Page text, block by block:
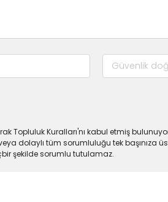
Topluluk Kuralları'nı kabul etmiş
dolaylı tüm sorumluluğu tek başınıza
şekilde sorumlu tutulamaz.